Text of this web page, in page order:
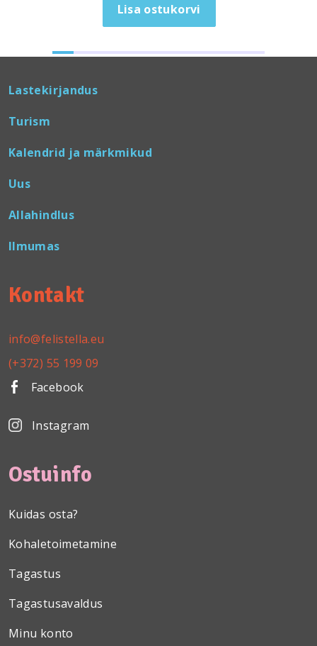
Lisa ostukorvi
Lastekirjandus
Turism
Kalendrid ja märkmikud
Uus
Allahindlus
Ilmumas
Kontakt
info@felistella.eu
(+372) 55 199 09
Facebook
Instagram
Ostuinfo
Kuidas osta?
Kohaletoimetamine
Tagastus
Tagastusavaldus
Minu konto